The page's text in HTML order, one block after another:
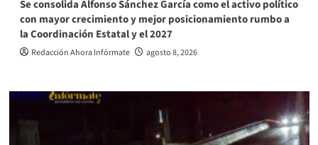
Se consolida Alfonso Sánchez García como el activo político
con mayor crecimiento y mejor posicionamiento rumbo a
la Coordinación Estatal y el 2027
Redacción Ahora Infórmate agosto 8, 2026